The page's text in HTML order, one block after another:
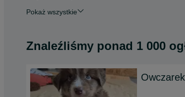
Pokaż wszystkie
Znaleźliśmy ponad 1 000